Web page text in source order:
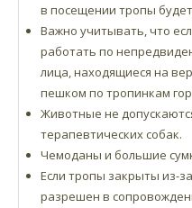
в посещении тропы
Важно учитывать, что
работать по
лица, находящиеся на
пешком по тропинкам
Животные не
терапевтических собак.
Чемоданы и большие
Если тропы закрыты из-
разрешен в